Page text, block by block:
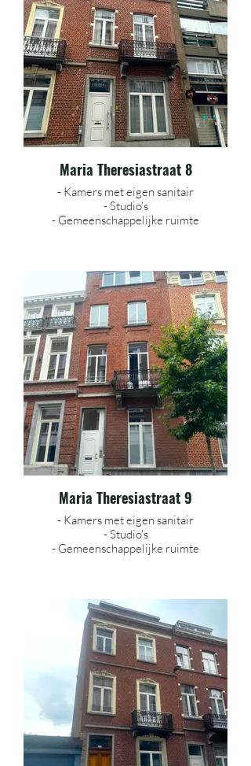
Maria Theresiastraat 8
- Kamers met eigen sanitair
- Studio's
- Gemeenschappelijke ruimte
Maria Theresiastraat 9
- Kamers met eigen sanitair
- Studio's
- Gemeenschappelijke ruimte